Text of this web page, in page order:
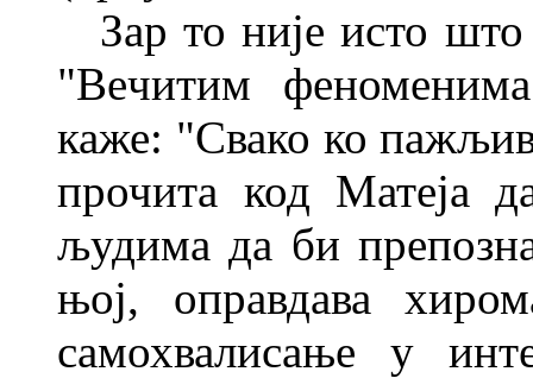
Зар то није исто
"Вечитим
каже: "Свако ко
прочита код Матеја
људима да би
њој, оправдава
самохвалисање у